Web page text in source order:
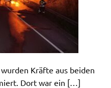
Kräfte aus beiden
Dort war ein […]